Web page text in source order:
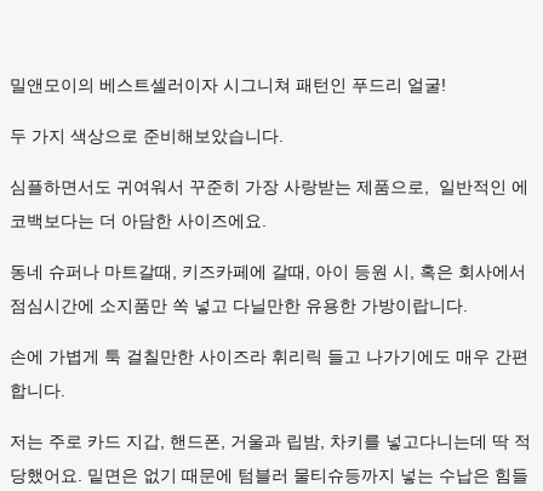
밀앤모이의 베스트셀러이자 시그니쳐 패턴인 푸드리 얼굴!
두 가지 색상으로 준비해보았습니다.
심플하면서도 귀여워서 꾸준히 가장 사랑받는 제품으로, 일반적인 에
코백보다는 더 아담한 사이즈에요.
동네 슈퍼나 마트갈때, 키즈카페에 갈때, 아이 등원 시, 혹은 회사에서
점심시간에 소지품만 쏙 넣고 다닐만한 유용한 가방이랍니다.
손에 가볍게 툭 걸칠만한 사이즈라 휘리릭 들고 나가기에도 매우 간편
합니다.
저는 주로 카드 지갑, 핸드폰, 거울과 립밤, 차키를 넣고다니는데 딱 적
당했어요. 밑면은 없기 때문에 텀블러 물티슈등까지 넣는 수납은 힘들